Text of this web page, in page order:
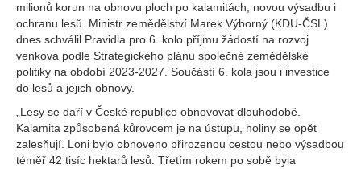
milionů korun na obnovu ploch po kalamitách, novou výsadbu i
ochranu lesů. Ministr zemědělství Marek Výborný (KDU-ČSL)
dnes schválil Pravidla pro 6. kolo příjmu žádostí na rozvoj
venkova podle Strategického plánu společné zemědělské
politiky na období 2023-2027. Součástí 6. kola jsou i investice
do lesů a jejich obnovy.
„Lesy se daří v České republice obnovovat dlouhodobě.
Kalamita způsobená kůrovcem je na ústupu, holiny se opět
zalesňují. Loni bylo obnoveno přirozenou cestou nebo výsadbou
téměř 42 tisíc hektarů lesů. Třetím rokem po sobě byla